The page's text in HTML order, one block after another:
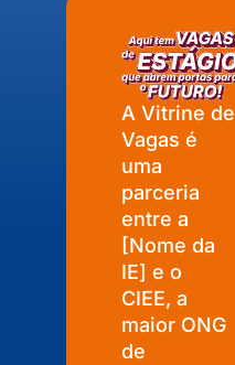
A Vitrine de
Vagas é
uma
parceria
entre a
[Nome da
IE] e o
CIEE, a
maior ONG
de